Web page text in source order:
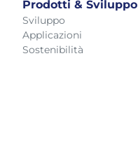
Prodotti & Sviluppo
Sviluppo
Applicazioni
Sostenibilità